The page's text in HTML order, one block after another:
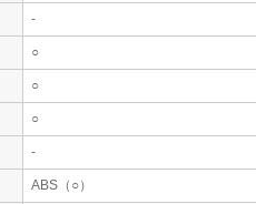
-
○
○
○
-
ABS（○）